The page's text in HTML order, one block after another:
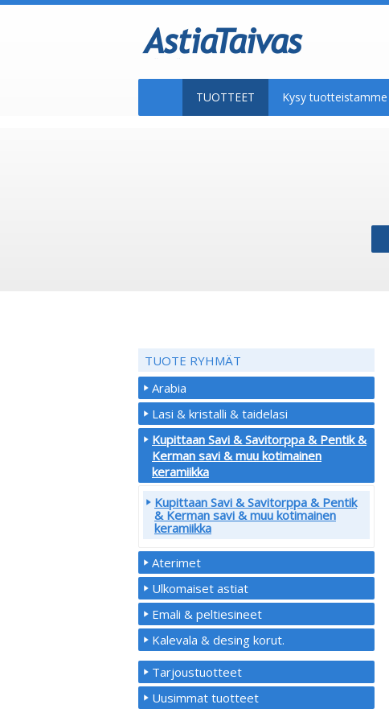
TUOTTEET Kysy tuotteistamme
TUOTE RYHMÄT
Arabia
Lasi & kristalli & taidelasi
Kupittaan Savi & Savitorppa & Pentik &
Kerman savi & muu kotimainen
keramiikka
Kupittaan Savi & Savitorppa & Pentik
& Kerman savi & muu kotimainen
keramiikka
Aterimet
Ulkomaiset astiat
Emali & peltiesineet
Kalevala & desing korut.
Tarjoustuotteet
Uusimmat tuotteet